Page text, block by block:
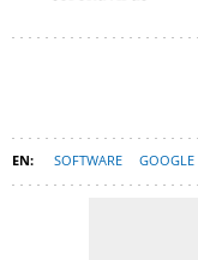
SOFTWARE GOOGLE